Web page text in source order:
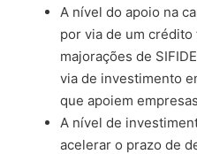
A nível do apoio na
por via de um
majorações de
via de investimento
que apoiem
A nível de
acelerar o prazo de